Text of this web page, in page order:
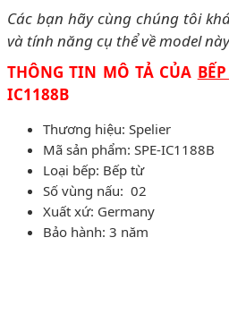
Các bạn hãy cùng chúng tôi
và tính năng cụ thể về model
THÔNG TIN MÔ TẢ CỦA
IC1188B
Thương hiệu: Spelier
Mã sản phẩm: SPE-IC1188B
Loại bếp: Bếp từ
Số vùng nấu: 02
Xuất xứ: Germany
Bảo hành: 3 năm